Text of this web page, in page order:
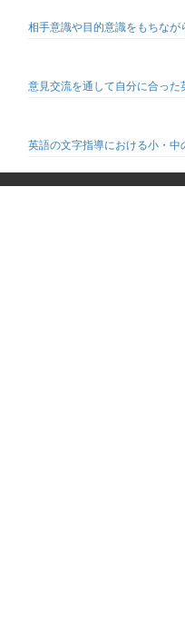
相手意識や目的意識をもちな
意見交流を通して自分に合っ
英語の文字指導における小・